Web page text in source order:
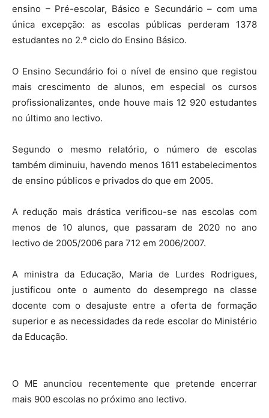
ensino – Pré-escolar, Básico e Secundário – com uma
única excepção: as escolas públicas perderam 1378
estudantes no 2.º ciclo do Ensino Básico.
O Ensino Secundário foi o nível de ensino que registou
mais crescimento de alunos, em especial os cursos
profissionalizantes, onde houve mais 12 920 estudantes
no último ano lectivo.
Segundo o mesmo relatório, o número de escolas
também diminuiu, havendo menos 1611 estabelecimentos
de ensino públicos e privados do que em 2005.
A redução mais drástica verificou-se nas escolas com
menos de 10 alunos, que passaram de 2020 no ano
lectivo de 2005/2006 para 712 em 2006/2007.
A ministra da Educação, Maria de Lurdes Rodrigues,
justificou onte o aumento do desemprego na classe
docente com o desajuste entre a oferta de formação
superior e as necessidades da rede escolar do Ministério
da Educação.
O ME anunciou recentemente que pretende encerrar
mais 900 escolas no próximo ano lectivo.